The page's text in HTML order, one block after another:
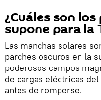
¿Cuáles son
supone para la
Las manchas solares
parches oscuros en la
poderosos campos
de cargas eléctricas
antes de romperse.